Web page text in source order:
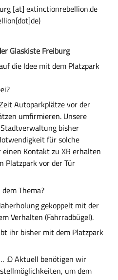
[at] extinctionrebellion.de
Glaskiste Freiburg
die Idee mit dem Platzpark
Autoparkplätze vor der
umfirmieren. Unsere
bisher
für solche
Kontakt zu XR erhalten
Platzpark vor der Tür
Thema?
gekoppelt mit der
Verhalten (Fahrradbügel).
ihr bisher mit dem Platzpark
:D Aktuell benötigen wir
um dem